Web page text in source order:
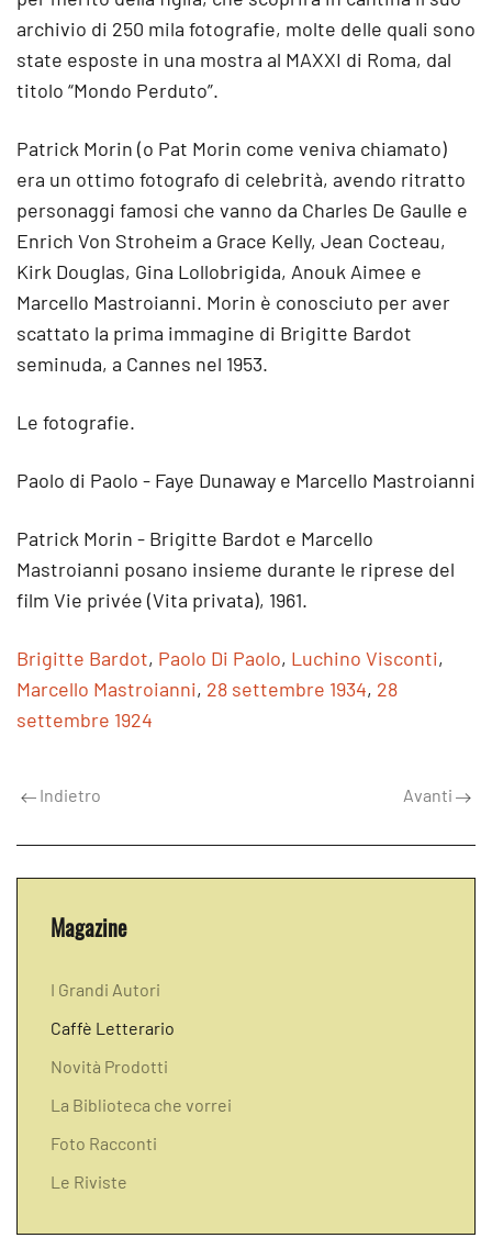
archivio di 250 mila fotografie, molte delle quali sono
state esposte in una mostra al MAXXI di Roma, dal
titolo “Mondo Perduto”.
Patrick Morin (o Pat Morin come veniva chiamato)
era un ottimo fotografo di celebrità, avendo ritratto
personaggi famosi che vanno da Charles De Gaulle e
Enrich Von Stroheim a Grace Kelly, Jean Cocteau,
Kirk Douglas, Gina Lollobrigida, Anouk Aimee e
Marcello Mastroianni. Morin è conosciuto per aver
scattato la prima immagine di Brigitte Bardot
seminuda, a Cannes nel 1953.
Le fotografie.
Paolo di Paolo - Faye Dunaway e Marcello Mastroianni
Patrick Morin - Brigitte Bardot e Marcello
Mastroianni posano insieme durante le riprese del
film Vie privée (Vita privata), 1961.
Brigitte Bardot, Paolo Di Paolo, Luchino Visconti,
Marcello Mastroianni, 28 settembre 1934, 28
settembre 1924
Indietro Avanti
Magazine
I Grandi Autori
Caffè Letterario
Novità Prodotti
La Biblioteca che vorrei
Foto Racconti
Le Riviste